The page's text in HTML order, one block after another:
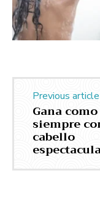
Previous article
Gana como
siempre
cabello